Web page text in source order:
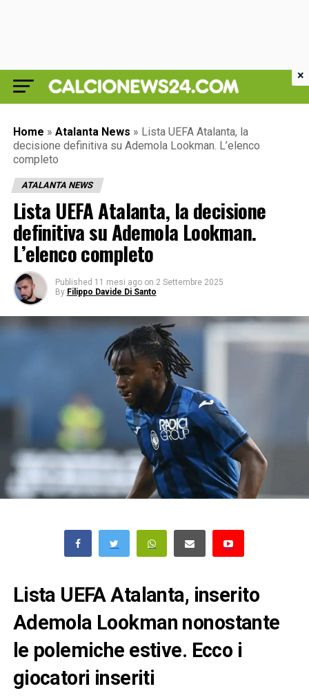
Home » Atalanta News » Lista UEFA Atalanta, la
decisione definitiva su Ademola Lookman. L’elenco
completo
ATALANTA NEWS
Lista UEFA Atalanta, la decisione
definitiva su Ademola Lookman.
L’elenco completo
Published 11 mesi ago on 2 Settembre 2025
By Filippo Davide Di Santo
Lista UEFA Atalanta, inserito
Ademola Lookman nonostante
le polemiche estive. Ecco i
giocatori inseriti
×